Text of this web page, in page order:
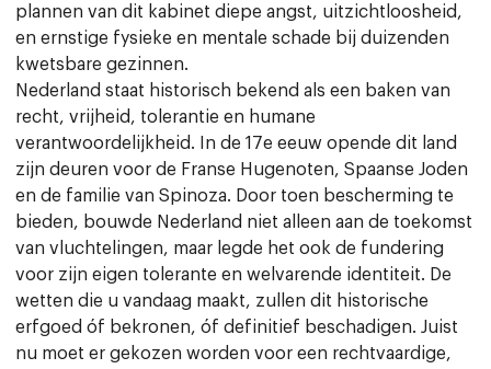
plannen van dit kabinet diepe angst, uitzichtloosheid,
en ernstige fysieke en mentale schade bij duizenden
kwetsbare gezinnen.
Nederland staat historisch bekend als een baken van
recht, vrijheid, tolerantie en humane
verantwoordelijkheid. In de 17e eeuw opende dit land
zijn deuren voor de Franse Hugenoten, Spaanse Joden
en de familie van Spinoza. Door toen bescherming te
bieden, bouwde Nederland niet alleen aan de toekomst
van vluchtelingen, maar legde het ook de fundering
voor zijn eigen tolerante en welvarende identiteit. De
wetten die u vandaag maakt, zullen dit historische
erfgoed óf bekronen, óf definitief beschadigen. Juist
nu moet er gekozen worden voor een rechtvaardige,